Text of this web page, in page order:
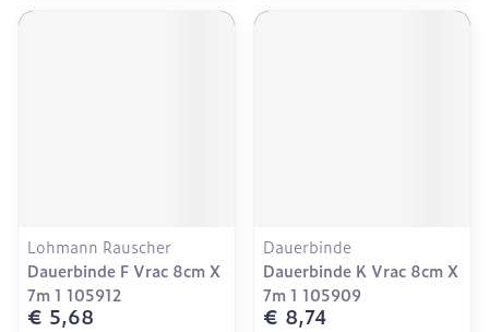
Lohmann Rauscher
Dauerbinde F Vrac 8cm X
7m 1 105912
€ 5,68
Dauerbinde
Dauerbinde K Vrac 8cm X
7m 1 105909
€ 8,74